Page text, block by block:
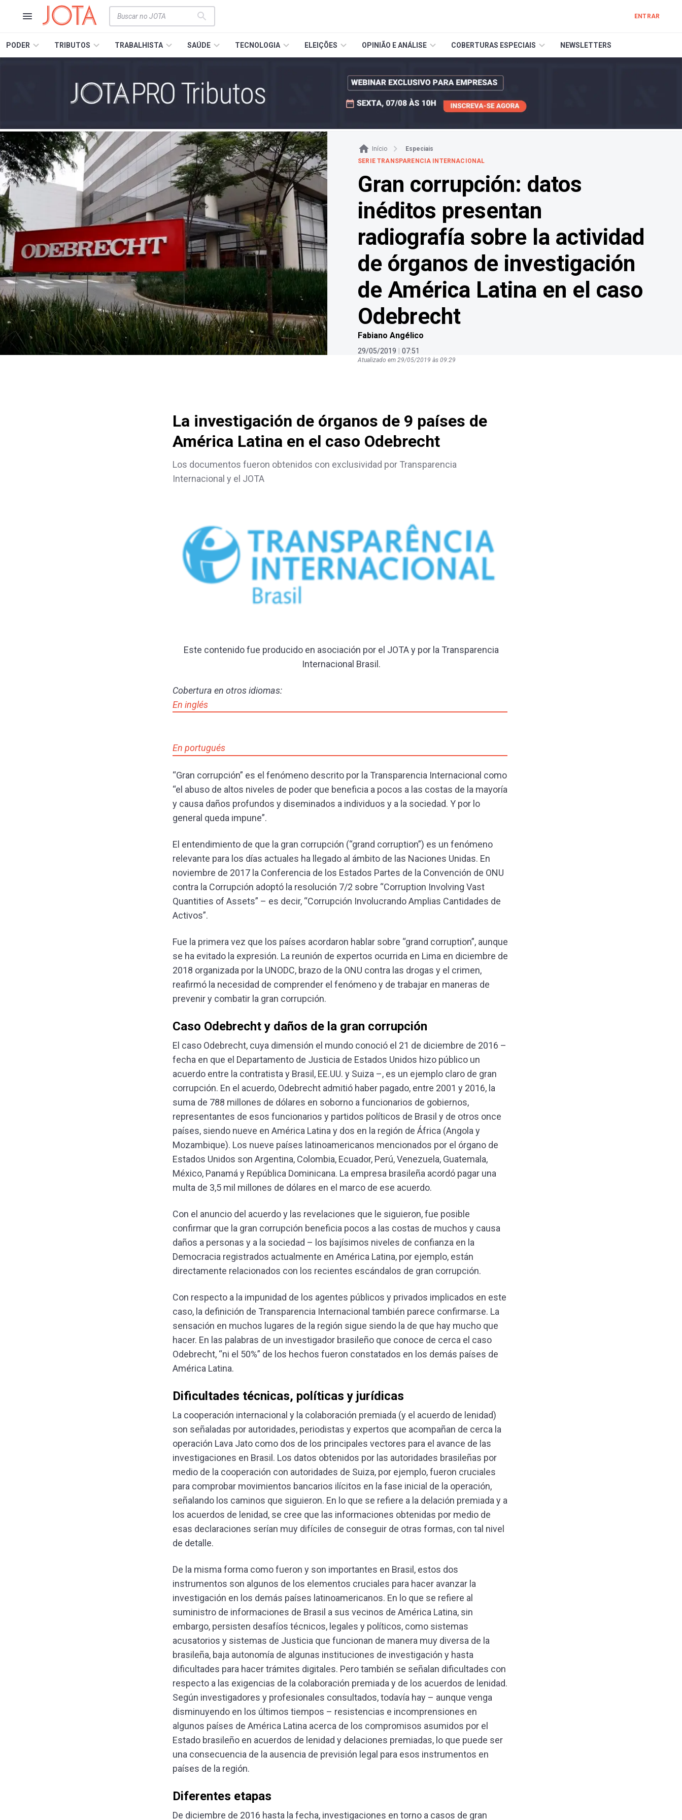
ENTRAR
PODER TRIBUTOS TRABALHISTA SAÚDE TECNOLOGIA ELEIÇÕES OPINIÃO E ANÁLISE COBERTURAS ESPECIAIS NEWSLETTERS
Início
Especiais
SERIE TRANSPARENCIA INTERNACIONAL
Gran corrupción: datos
inéditos presentan
radiografía sobre la actividad
de órganos de investigación
de América Latina en el caso
Odebrecht
Fabiano Angélico
29/05/2019 07:51
Atualizado em 29/05/2019 às 09:29
La investigación de órganos de 9 países de
América Latina en el caso Odebrecht
Los documentos fueron obtenidos con exclusividad por Transparencia
Internacional y el JOTA
Este contenido fue producido en asociación por el JOTA y por la Transparencia
Internacional Brasil.
Cobertura en otros idiomas:
En inglés
En portugués
“Gran corrupción” es el fenómeno descrito por la Transparencia Internacional como
“el abuso de altos niveles de poder que beneficia a pocos a las costas de la mayoría
y causa daños profundos y diseminados a individuos y a la sociedad. Y por lo
general queda impune”.
El entendimiento de que la gran corrupción (“grand corruption”) es un fenómeno
relevante para los días actuales ha llegado al ámbito de las Naciones Unidas. En
noviembre de 2017 la Conferencia de los Estados Partes de la Convención de ONU
contra la Corrupción adoptó la resolución 7/2 sobre “Corruption Involving Vast
Quantities of Assets” – es decir, “Corrupción Involucrando Amplias Cantidades de
Activos”.
Fue la primera vez que los países acordaron hablar sobre “grand corruption”, aunque
se ha evitado la expresión. La reunión de expertos ocurrida en Lima en diciembre de
2018 organizada por la UNODC, brazo de la ONU contra las drogas y el crimen,
reafirmó la necesidad de comprender el fenómeno y de trabajar en maneras de
prevenir y combatir la gran corrupción.
Caso Odebrecht y daños de la gran corrupción
El caso Odebrecht, cuya dimensión el mundo conoció el 21 de diciembre de 2016 –
fecha en que el Departamento de Justicia de Estados Unidos hizo público un
acuerdo entre la contratista y Brasil, EE.UU. y Suiza –, es un ejemplo claro de gran
corrupción. En el acuerdo, Odebrecht admitió haber pagado, entre 2001 y 2016, la
suma de 788 millones de dólares en soborno a funcionarios de gobiernos,
representantes de esos funcionarios y partidos políticos de Brasil y de otros once
países, siendo nueve en América Latina y dos en la región de África (Angola y
Mozambique). Los nueve países latinoamericanos mencionados por el órgano de
Estados Unidos son Argentina, Colombia, Ecuador, Perú, Venezuela, Guatemala,
México, Panamá y República Dominicana. La empresa brasileña acordó pagar una
multa de 3,5 mil millones de dólares en el marco de ese acuerdo.
Con el anuncio del acuerdo y las revelaciones que le siguieron, fue posible
confirmar que la gran corrupción beneficia pocos a las costas de muchos y causa
daños a personas y a la sociedad – los bajísimos niveles de confianza en la
Democracia registrados actualmente en América Latina, por ejemplo, están
directamente relacionados con los recientes escándalos de gran corrupción.
Con respecto a la impunidad de los agentes públicos y privados implicados en este
caso, la definición de Transparencia Internacional también parece confirmarse. La
sensación en muchos lugares de la región sigue siendo la de que hay mucho que
hacer. En las palabras de un investigador brasileño que conoce de cerca el caso
Odebrecht, “ni el 50%” de los hechos fueron constatados en los demás países de
América Latina.
Dificultades técnicas, políticas y jurídicas
La cooperación internacional y la colaboración premiada (y el acuerdo de lenidad)
son señaladas por autoridades, periodistas y expertos que acompañan de cerca la
operación Lava Jato como dos de los principales vectores para el avance de las
investigaciones en Brasil. Los datos obtenidos por las autoridades brasileñas por
medio de la cooperación con autoridades de Suiza, por ejemplo, fueron cruciales
para comprobar movimientos bancarios ilícitos en la fase inicial de la operación,
señalando los caminos que siguieron. En lo que se refiere a la delación premiada y a
los acuerdos de lenidad, se cree que las informaciones obtenidas por medio de
esas declaraciones serían muy difíciles de conseguir de otras formas, con tal nivel
de detalle.
De la misma forma como fueron y son importantes en Brasil, estos dos
instrumentos son algunos de los elementos cruciales para hacer avanzar la
investigación en los demás países latinoamericanos. En lo que se refiere al
suministro de informaciones de Brasil a sus vecinos de América Latina, sin
embargo, persisten desafíos técnicos, legales y políticos, como sistemas
acusatorios y sistemas de Justicia que funcionan de manera muy diversa de la
brasileña, baja autonomía de algunas instituciones de investigación y hasta
dificultades para hacer trámites digitales. Pero también se señalan dificultades con
respecto a las exigencias de la colaboración premiada y de los acuerdos de lenidad.
Según investigadores y profesionales consultados, todavía hay – aunque venga
disminuyendo en los últimos tiempos – resistencias e incomprensiones en
algunos países de América Latina acerca de los compromisos asumidos por el
Estado brasileño en acuerdos de lenidad y delaciones premiadas, lo que puede ser
una consecuencia de la ausencia de previsión legal para esos instrumentos en
países de la región.
Diferentes etapas
De diciembre de 2016 hasta la fecha, investigaciones en torno a casos de gran